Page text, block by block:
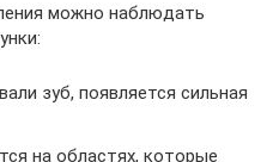
можно наблюдать
зуб, появляется сильная
на областях, которые